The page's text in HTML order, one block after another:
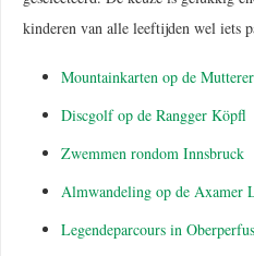
kinderen van alle leeftijden wel iets
Mountainkarten op de
Discgolf op de Rangger Köpfl
Zwemmen rondom Innsbruck
Almwandeling op de Axamer
Legendeparcours in